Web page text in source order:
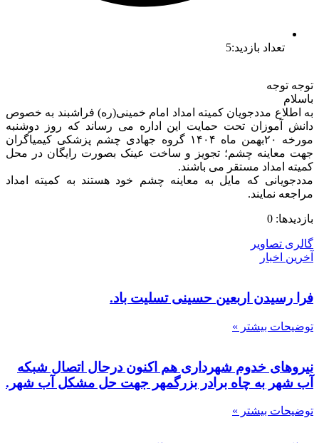
تعداد بازدید:5
توجه توجه
باسلام
به اطلاع مددجویان کمیته امداد امام خمینی(ره) فراشبند به خصوص
دانش آموزان تحت حمایت این اداره می رساند که روز دوشنبه
مورخه ۲۰بهمن ماه ۱۴۰۴ گروه جهادی چشم پزشکی کیمیاگران
جهت معاینه چشم؛ تجویز و ساخت عینک بصورت رایگان در محل
کمیته امداد مستقر می باشند.
مددجویانی که مایل به معاینه چشم خود هستند به کمیته امداد
مراجعه نمایند.
بازدیدها: 0
گالری تصاویر
آخرین اخبار
فرا رسیدن اربعین حسینی تسلیت باد.
توضیحات بیشتر »
نیروهای خدوم شهرداری هم اکنون درحال اتصال شبکه
آب شهر به چاه برادر بزرگمهر جهت حل مشکل آب شهر.
توضیحات بیشتر »